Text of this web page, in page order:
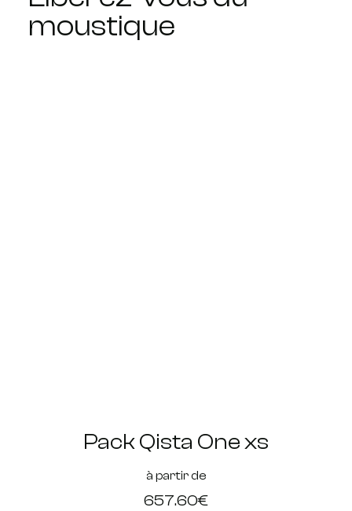
moustique
Pack Qista One xs
à partir de
657.60€